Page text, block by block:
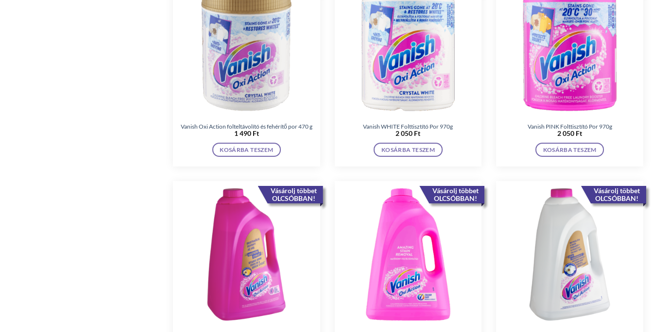
Vanish Oxi Action folteltávolító és fehérítő por 470 g
1 490 Ft
KOSÁRBA TESZEM
Vanish WHITE Folttisztító Por 970g
2 050 Ft
KOSÁRBA TESZEM
Vanish PINK Folttisztító Por 970g
2 050 Ft
KOSÁRBA TESZEM
Vásárolj többet
OLCSÓBBAN!
Vásárolj többet
OLCSÓBBAN!
Vásárolj többet
OLCSÓBBAN!